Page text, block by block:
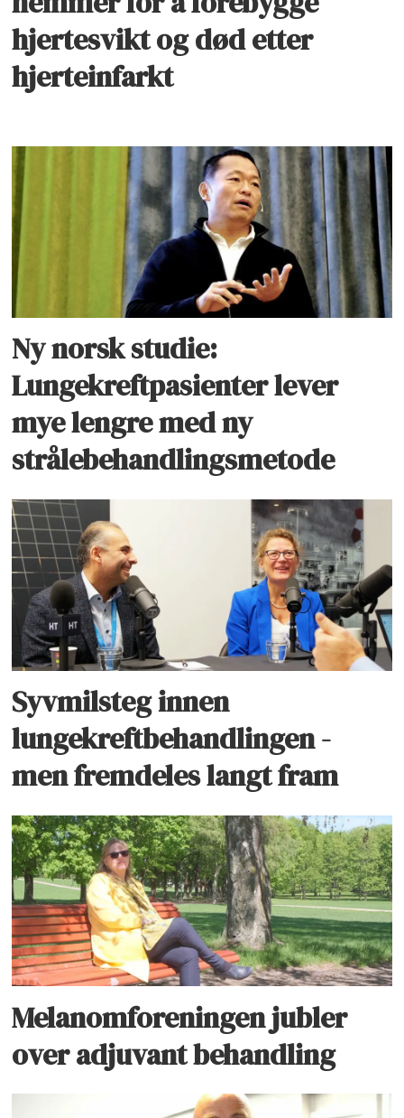
hjertesvikt og død etter
hjerteinfarkt
Ny norsk studie:
Lungekreftpasienter lever
mye lengre med ny
strålebehandlingsmetode
Syvmilsteg innen
lungekreftbehandlingen -
men fremdeles langt fram
Melanomforeningen jubler
over adjuvant behandling